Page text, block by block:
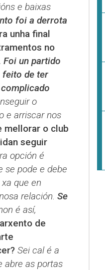
e baixas
foi a derrota
unha final
no
Foi un partido
feito de ter
o
e arriscar nos
mellorar o club
seguir
opción é
se pode e debe
que en
relación. Se
é así,
de
Sei cal é a
abre as portas